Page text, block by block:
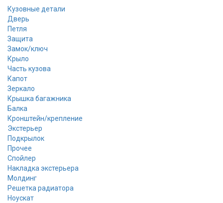
Кузовные детали
Дверь
Петля
Защита
Замок/ключ
Крыло
Часть кузова
Капот
Зеркало
Крышка багажника
Балка
Кронштейн/крепление
Экстерьер
Подкрылок
Прочее
Спойлер
Накладка экстерьера
Молдинг
Решетка радиатора
Ноускат